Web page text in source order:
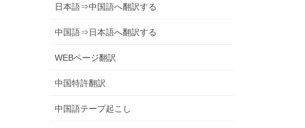
日本語⇒中国語へ翻訳する
中国語⇒日本語へ翻訳する
WEBページ翻訳
中国特許翻訳
中国語テープ起こし